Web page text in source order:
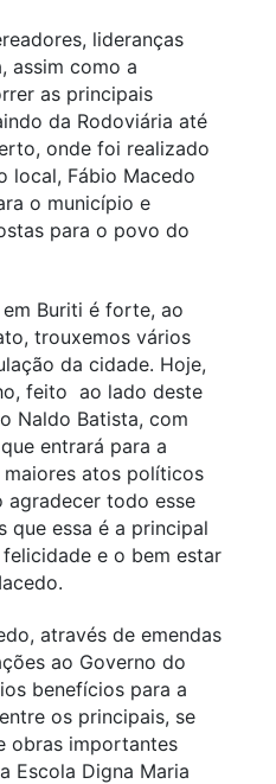
lideranças
assim como a
as principais
da Rodoviária até
onde foi realizado
local, Fábio Macedo
o município e
para o povo do
em Buriti é forte, ao
trouxemos vários
da cidade. Hoje,
feito ao lado deste
Naldo Batista, com
entrará para a
atos políticos
agradecer todo esse
que essa é a principal
e o bem estar
através de emendas
ao Governo do
benefícios para a
os principais, se
obras importantes
Escola Digna Maria